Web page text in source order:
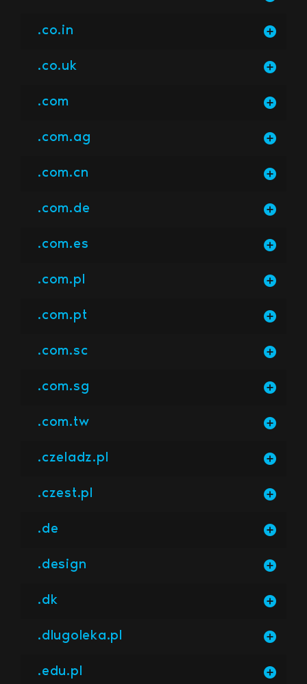
.co.in
.co.uk
.com
.com.ag
.com.cn
.com.de
.com.es
.com.pl
.com.pt
.com.sc
.com.sg
.com.tw
.czeladz.pl
.czest.pl
.de
.design
.dk
.dlugoleka.pl
.edu.pl